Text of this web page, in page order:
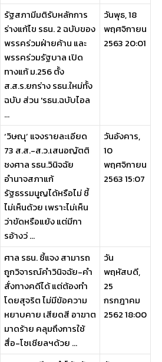
รัฐสภามีมติรับหลักการ
ร่างแก้ไข รธน. 2 ฉบับของ
พรรคร่วมฝ่ายค้าน และ
พรรคร่วมรัฐบาล เปิด
ทางแก้ ม.256 ตั้ง
ส.ส.ร.ยกร่าง รธน.ใหม่ทั้ง
ฉบับ ส่วน 'รธน.ฉบับไอล
...
วันพุธ, 18
พฤศจิกายน
2563 20:01
‘วิษณุ’ แจงรายละเอียด
73 ส.ส.-ส.ว.เสนอญัตติ
ชงศาล รธน.วินิจฉัย
อำนาจสภาแก้
รัฐธรรมนูญได้หรือไม่ ชี้
ไม่เห็นด้วย เพราะไม่เห็น
ว่าขัดหรือแย้ง แต่มีกา
รอ้างว่ ...
วันอังคาร,
10
พฤศจิกายน
2563 15:07
ศาล รธน. ชี้แจง สามารถ
ถูกวิจารณ์คำวินิจฉัย-คำ
สั่งทางคดีได้ แต่ต้องทำ
โดยสุจริต ไม่มีข้อความ
หยาบคาย เสียดสี อาฆาต
มาดร้าย คลุมถึงการใช้
สื่อ-โซเชียลฯด้วย ...
วัน
พฤหัสบดี,
25
กรกฎาคม
2562 18:00